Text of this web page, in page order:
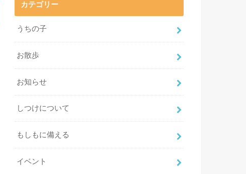
カテゴリー
うちの子
お散歩
お知らせ
しつけについて
もしもに備える
イベント